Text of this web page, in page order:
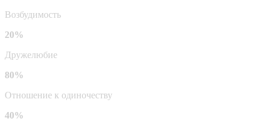
Возбудимость
20%
Дружелюбие
80%
Отношение к одиночеству
40%